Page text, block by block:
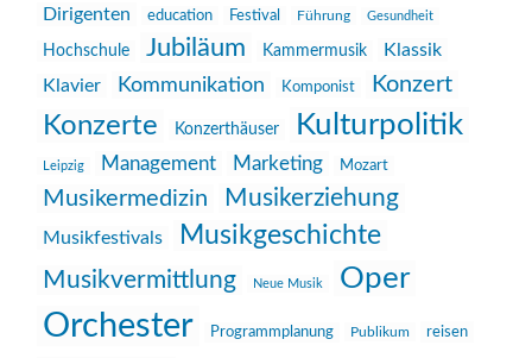
Dirigenten education Festival Führung Gesundheit
Hochschule Jubiläum Kammermusik
Klassik
Klavier
Kommunikation Komponist Konzert
Konzerte Konzerthäuser Kulturpolitik
Leipzig Management Marketing Mozart
Musikermedizin Musikerziehung
Musikfestivals Musikgeschichte
Musikvermittlung Neue Musik Oper
Orchester Programmplanung Publikum reisen